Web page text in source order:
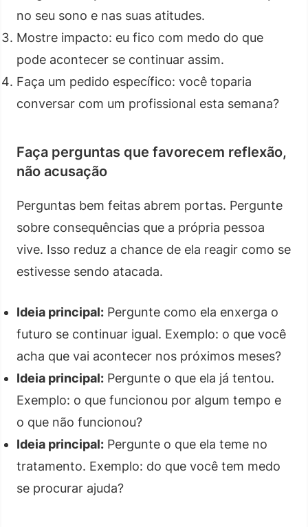
no seu sono e nas suas atitudes.
Mostre impacto: eu fico com medo do que
pode acontecer se continuar assim.
Faça um pedido específico: você toparia
conversar com um profissional esta semana?
Faça perguntas que favorecem reflexão,
não acusação
Perguntas bem feitas abrem portas. Pergunte
sobre consequências que a própria pessoa
vive. Isso reduz a chance de ela reagir como se
estivesse sendo atacada.
Ideia principal: Pergunte como ela enxerga o
futuro se continuar igual. Exemplo: o que você
acha que vai acontecer nos próximos meses?
Ideia principal: Pergunte o que ela já tentou.
Exemplo: o que funcionou por algum tempo e
o que não funcionou?
Ideia principal: Pergunte o que ela teme no
tratamento. Exemplo: do que você tem medo
se procurar ajuda?